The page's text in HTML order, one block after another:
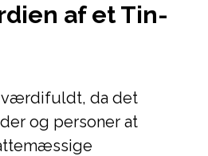
af et Tin-
værdifuldt, da det
og personer at